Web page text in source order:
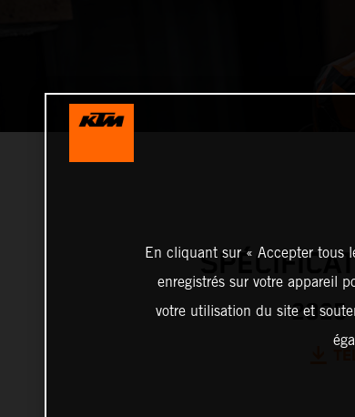
2025
En cliquant sur « Accepter tous
enregistrés sur votre appareil
votre utilisation du site et